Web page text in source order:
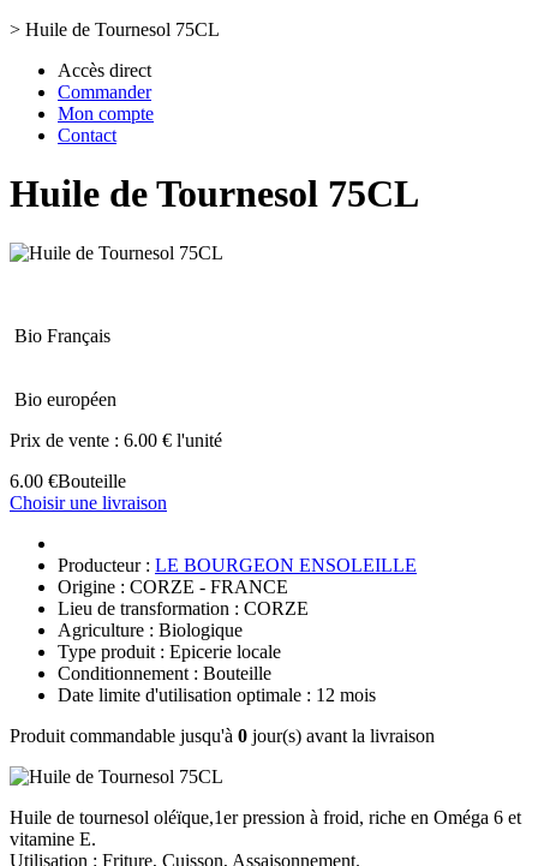
> Huile de Tournesol 75CL
Accès direct
Commander
Mon compte
Contact
Huile de Tournesol 75CL
Bio Français
Bio européen
Prix de vente : 6.00 € l'unité
6.00 €Bouteille
Choisir une livraison
Producteur : LE BOURGEON ENSOLEILLE
Origine : CORZE - FRANCE
Lieu de transformation : CORZE
Agriculture : Biologique
Type produit : Epicerie locale
Conditionnement : Bouteille
Date limite d'utilisation optimale : 12 mois
Produit commandable jusqu'à 0 jour(s) avant la livraison
Huile de tournesol oléïque,1er pression à froid, riche en Oméga 6 et
vitamine E.
Utilisation : Friture, Cuisson, Assaisonnement.